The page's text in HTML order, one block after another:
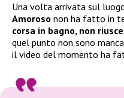
Una volta arrivata sul
Amoroso non ha fatto in
corsa in bagno, non
quel punto non sono
il video del momento ha